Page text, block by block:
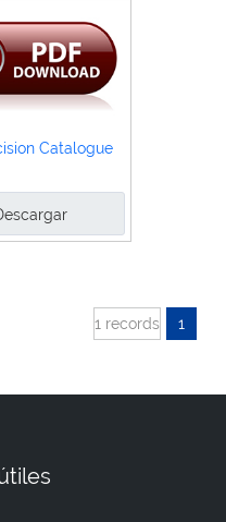
Catalogue
1 records 1